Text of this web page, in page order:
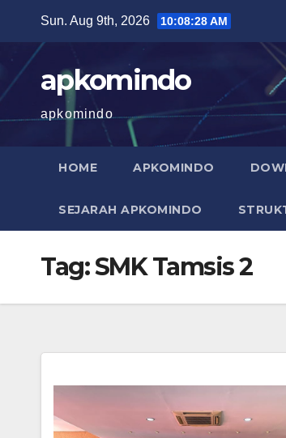
content
Sun. Aug 9th, 2026 10:08:29 AM
apkomindo
apkomindo
HOME APKOMINDO
SEJARAH APKOMINDO
Tag:SMK Tamsis 2